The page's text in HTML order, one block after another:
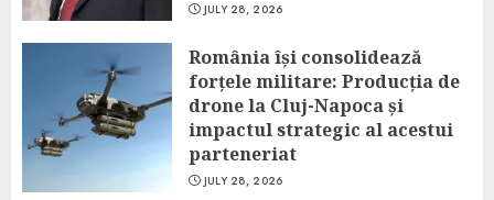
JULY 28, 2026
România își consolidează
forțele militare: Producția de
drone la Cluj-Napoca și
impactul strategic al acestui
parteneriat
JULY 28, 2026